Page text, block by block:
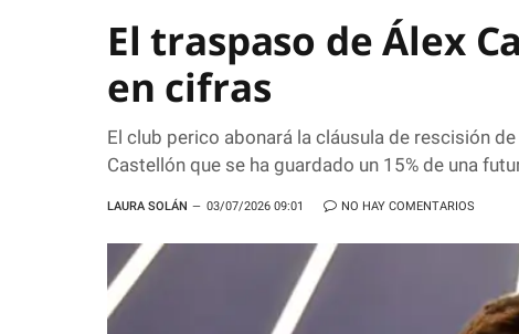
El traspaso de Álex
en cifras
El club perico abonará la cláusula de rescisión
Castellón que se ha guardado un 15% de una
LAURA SOLÁN 03/07/2026 09:01 NO HAY COMENTARIOS